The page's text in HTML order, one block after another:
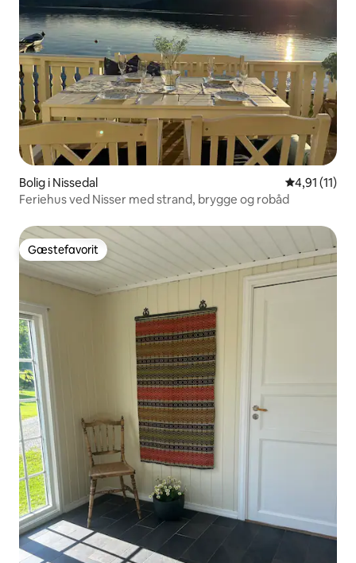
Bolig i Nissedal 4,91 ud af 5
4,91 (11)
Feriehus ved Nisser med strand, brygge og robåd
Gæstefavorit
Gæstefavorit